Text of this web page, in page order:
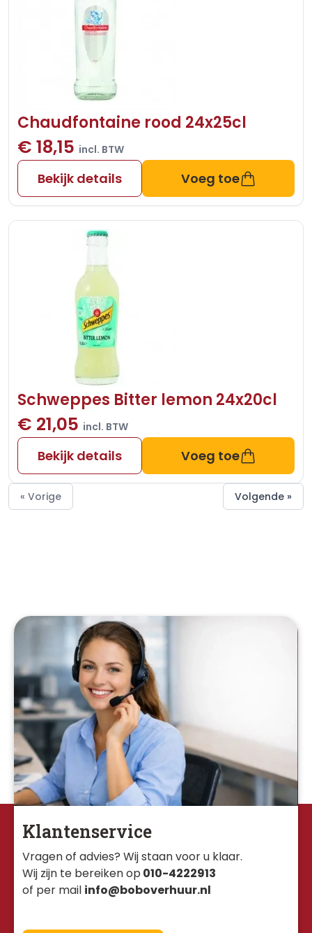
Chaudfontaine rood 24x25cl
€ 18,15 incl. BTW
Bekijk details Voeg toe
Schweppes Bitter lemon 24x20cl
€ 21,05 incl. BTW
Bekijk details Voeg toe
« Vorige Volgende »
Klantenservice
Vragen of advies? Wij staan voor u klaar.
Wij zijn te bereiken op 010-4222913
of per mail info@boboverhuur.nl